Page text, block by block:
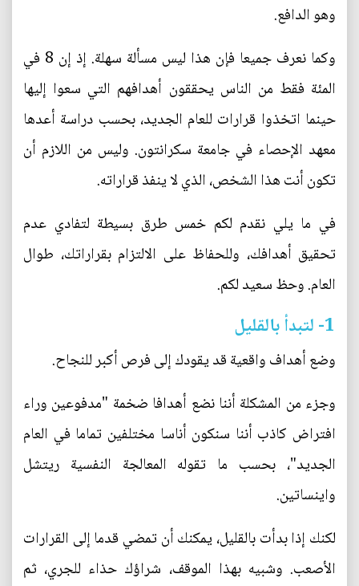
وهو الدافع.
وكما نعرف جميعا فإن هذا ليس مسألة سهلة. إذ إن 8 في
المئة فقط من الناس يحققون أهدافهم التي سعوا إليها
حينما اتخذوا قرارات للعام الجديد، بحسب دراسة أعدها
معهد الإحصاء في جامعة سكرانتون. وليس من اللازم أن
تكون أنت هذا الشخص، الذي لا ينفذ قراراته.
في ما يلي نقدم لكم خمس طرق بسيطة لتفادي عدم
تحقيق أهدافك، وللحفاظ على الالتزام بقراراتك، طوال
العام. وحظ سعيد لكم.
1- لتبدأ بالقليل
وضع أهداف واقعية قد يقودك إلى فرص أكبر للنجاح.
وجزء من المشكلة أننا نضع أهدافا ضخمة "مدفوعين وراء
افتراض كاذب أننا سنكون أناسا مختلفين تماما في العام
الجديد"، بحسب ما تقوله المعالجة النفسية ريتشل
واينساتين.
لكنك إذا بدأت بالقليل، يمكنك أن تمضي قدما إلى القرارات
الأصعب. وشبيه بهذا الموقف، شراؤك حذاء للجري، ثم